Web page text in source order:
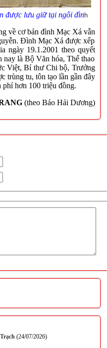
được lưu giữ tại ngôi đình
về cơ bản đình Mạc Xá vẫn
Đình Mạc Xá được xếp
ngày 19.1.2001 theo quyết
là Bộ Văn hóa, Thể thao
Việt, Bí thư Chi bộ, Trưởng
trùng tu, tôn tạo lần gần đây
hơn 100 triệu đồng.
(theo Báo Hải Dương)
(24/07/2026)